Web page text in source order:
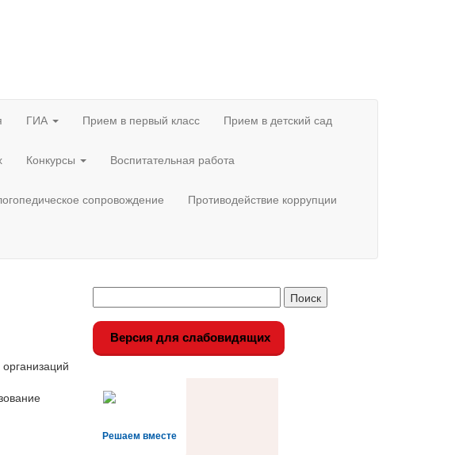
ГИА Прием в первый класс Прием в детский сад
Конкурсы Воспитательная работа
сопровождение Противодействие коррупции
Версия для слабовидящих
Решаем вместе